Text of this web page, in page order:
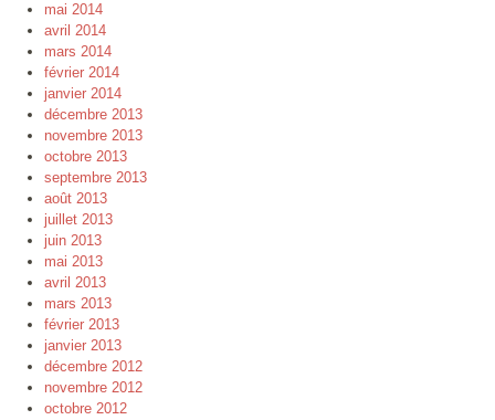
mai 2014
avril 2014
mars 2014
février 2014
janvier 2014
décembre 2013
novembre 2013
octobre 2013
septembre 2013
août 2013
juillet 2013
juin 2013
mai 2013
avril 2013
mars 2013
février 2013
janvier 2013
décembre 2012
novembre 2012
octobre 2012